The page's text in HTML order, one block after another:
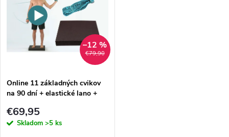
o
v
€79,90
–12 %
Online 11 základných cvikov
na 90 dní + elastické lano +
€69,95
Skladom >5 ks